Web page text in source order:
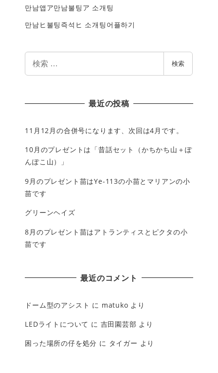
만남앱ア만남불팅ア 소개팅
만남ヒ불팅즉석ヒ 소개팅어플하기
検索
最近の投稿
11月12月の合併号になります、次回は4月です。
10月のプレゼントは「昔話セット（かちかち山＋ぽ
んぽこ山）」
9月のプレゼント苗はYe-113の小苗とマリアンの小
苗です
グリーンヘイズ
8月のプレゼント苗はアトランティスとピクタの小
苗です
最近のコメント
ドーム型のアシスト に matuko より
LEDライトについて に 吉田園芸部 より
困った場所の仔を処分 に タイガー より